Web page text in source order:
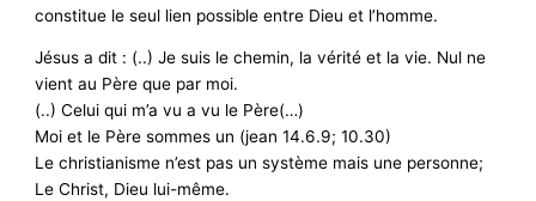
constitue le seul lien possible entre Dieu et l’homme.
Jésus a dit : (..) Je suis le chemin, la vérité et la vie. Nul ne
vient au Père que par moi.
(..) Celui qui m’a vu a vu le Père(…)
Moi et le Père sommes un (jean 14.6.9; 10.30)
Le christianisme n’est pas un système mais une personne;
Le Christ, Dieu lui-même.